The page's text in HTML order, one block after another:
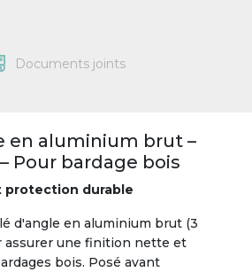
Documents joints
en aluminium brut –
Pour bardage bois
durable
d'angle en aluminium brut (3
assurer une finition nette et
bois. Posé avant